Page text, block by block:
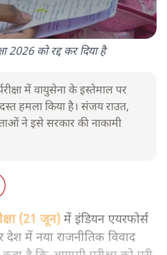
2026 को रद्द कर दिया है
में वायुसेना के इस्तेमाल पर
हमला किया है। संजय राउत,
ने इसे सरकार की नाकामी
(21 जून) में इंडियन एयरफोर्स
में नया राजनीतिक विवाद